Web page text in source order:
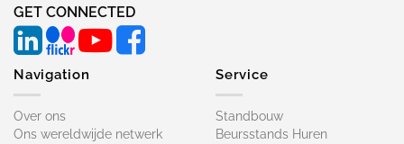
GET CONNECTED
Navigation
Over ons
Ons wereldwijde netwerk
Service
Standbouw
Beursstands Huren